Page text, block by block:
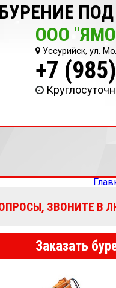
ООО
Уссурийск, ул.
+7
ЗВОНИТЕ В
Заказать